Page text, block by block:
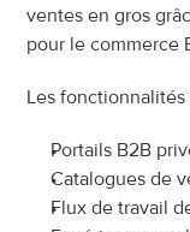
ventes en gros
pour le commerce
Les
Portails B2B
Catalogues de
Flux de travail